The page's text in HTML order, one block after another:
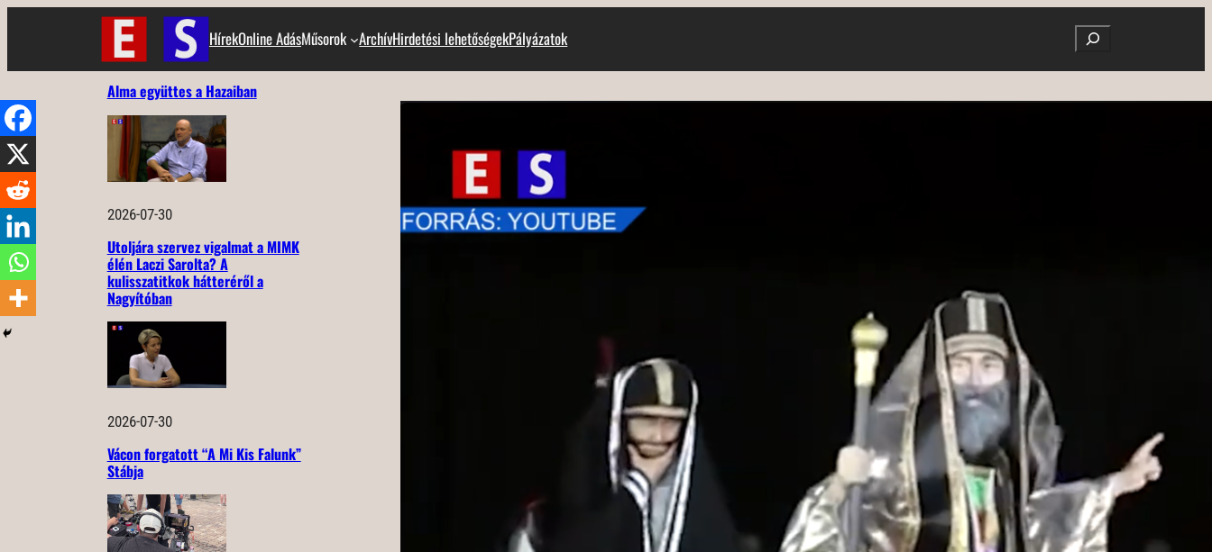
HírekOnline AdásMűsorok ArchívHirdetési lehetőségekPályázatok Search
Alma együttes a Hazaiban
2026-07-30
Utoljára szervez vigalmat a MIMK
élén Laczi Sarolta? A
kulisszatitkok hátteréről a
Nagyítóban
2026-07-30
Vácon forgatott “A Mi Kis Falunk”
Stábja